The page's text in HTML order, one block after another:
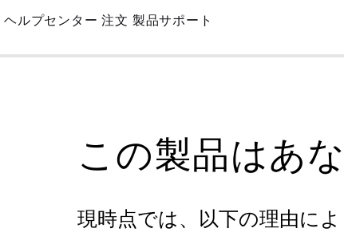
Skip
Main
ヘルプセンター 注文 製品サポート
この製品はあ
現時点では、以下の理由に